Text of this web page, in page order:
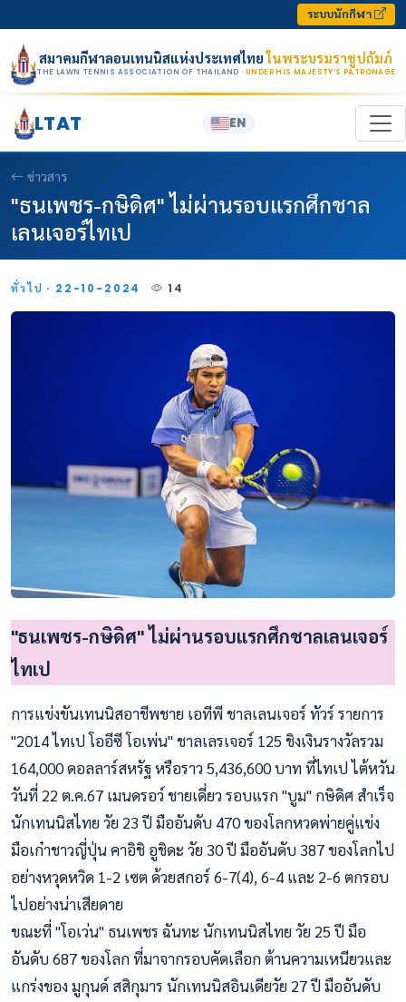
ระบบนักกีฬา
สมาคมกีฬาลอนเทนนิสแห่งประเทศไทยในพระบรมราชูปถัมภ์
THE LAWN TENNIS ASSOCIATION OF THAILAND · UNDER HIS MAJESTY’S PATRONAGE
LTAT EN
ข่าวสาร
"ธนเพชร-กษิดิศ" ไม่ผ่านรอบแรกศึกชาล
เลนเจอร์ไทเป
ทั่วไป · 22-10-2024 14
"ธนเพชร-กษิดิศ" ไม่ผ่านรอบแรกศึกชาลเลนเจอร์
ไทเป
การแข่งขันเทนนิสอาชีพชาย เอทีพี ชาลเลนเจอร์ ทัวร์ รายการ
"2014 ไทเป โออีซี โอเพ่น" ชาลเลรเจอร์ 125 ชิงเงินรางวัลรวม
164,000 ดอลลาร์สหรัฐ หรือราว 5,436,600 บาท ที่ไทเป ไต้หวัน
วันที่ 22 ต.ค.67 เมนดรอว์ ชายเดี่ยว รอบแรก "บูม" กษิดิศ สำเร็จ
นักเทนนิสไทย วัย 23 ปี มืออันดับ 470 ของโลกหวดพ่ายคู่แข่ง
มือเก๋าชาวญี่ปุ่น คาอิชิ อูชิดะ วัย 30 ปี มืออันดับ 387 ของโลกไป
อย่างหวุดหวิด 1-2 เซต ด้วยสกอร์ 6-7(4), 6-4 และ 2-6 ตกรอบ
ไปอย่างน่าเสียดาย
ขณะที่ "โอเว่น" ธนเพชร ฉันทะ นักเทนนิสไทย วัย 25 ปี มือ
อันดับ 687 ของโลก ที่มาจากรอบคัดเลือก ต้านความเหนียวและ
แกร่งของ มูกุนด์ สสิกุมาร นักเทนนิสอินเดียวัย 27 ปี มืออันดับ